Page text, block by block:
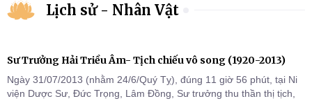
Lịch sử - Nhân Vật
Sư Trưởng Hải Triều Âm- Tịch chiếu vô song (1920-2013)
Ngày 31/07/2013 (nhằm 24/6/Quý Tỵ), đúng 11 giờ 56 phút, tại Ni
viện Dược Sư, Đức Trọng, Lâm Đồng, Sư trưởng thu thần thị tịch,